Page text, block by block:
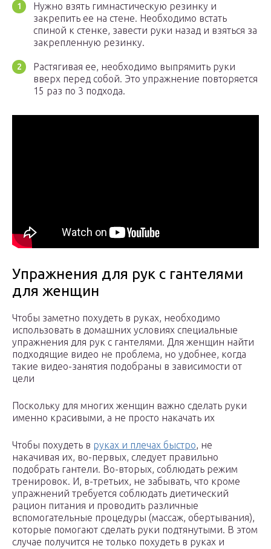
Нужно взять гимнастическую резинку и
закрепить ее на стене. Необходимо встать
спиной к стенке, завести руки назад и взяться за
закрепленную резинку.
Растягивая ее, необходимо выпрямить руки
вверх перед собой. Это упражнение повторяется
15 раз по 3 подхода.
Упражнения для рук с гантелями
для женщин
Чтобы заметно похудеть в руках, необходимо
использовать в домашних условиях специальные
упражнения для рук с гантелями. Для женщин найти
подходящие видео не проблема, но удобнее, когда
такие видео-занятия подобраны в зависимости от
цели
Поскольку для многих женщин важно сделать руки
именно красивыми, а не просто накачать их
Чтобы похудеть в руках и плечах быстро, не
накачивая их, во-первых, следует правильно
подобрать гантели. Во-вторых, соблюдать режим
тренировок. И, в-третьих, не забывать, что кроме
упражнений требуется соблюдать диетический
рацион питания и проводить различные
вспомогательные процедуры (массаж, обертывания),
которые помогают сделать руки подтянутыми. В этом
случае получится не только похудеть в руках и